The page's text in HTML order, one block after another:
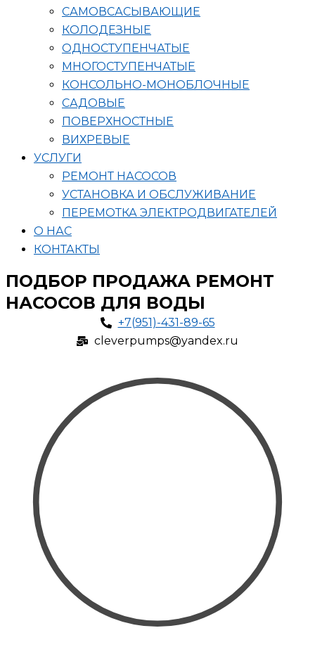
САМОВСАСЫВАЮЩИЕ
КОЛОДЕЗНЫЕ
ОДНОСТУПЕНЧАТЫЕ
МНОГОСТУПЕНЧАТЫЕ
КОНСОЛЬНО-МОНОБЛОЧНЫЕ
САДОВЫЕ
ПОВЕРХНОСТНЫЕ
ВИХРЕВЫЕ
УСЛУГИ
РЕМОНТ НАСОСОВ
УСТАНОВКА И ОБСЛУЖИВАНИЕ
ПЕРЕМОТКА ЭЛЕКТРОДВИГАТЕЛЕЙ
О НАС
КОНТАКТЫ
ПОДБОР ПРОДАЖА РЕМОНТ
НАСОСОВ ДЛЯ ВОДЫ
+7(951)-431-89-65
cleverpumps@yandex.ru